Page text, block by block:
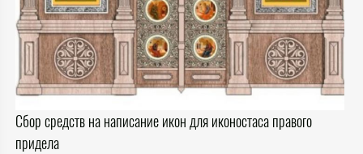
Сбор средств на написание икон для иконостаса правого
придела